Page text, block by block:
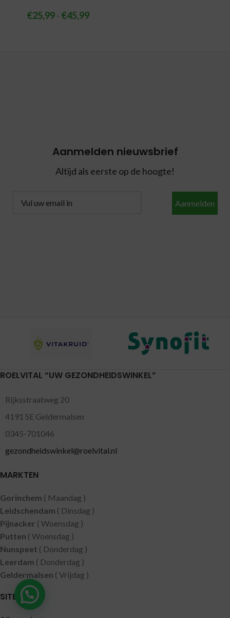
€25,99- €45,99
Aanmelden nieuwsbrief
Altijd als eerste op de hoogte!
Aanmelden
ROELVITAL “UW GEZONDHEIDSWINKEL”
Rijksstraatweg 20
4191 SE Geldermalsen
0345-701046
gezondheidswinkel@roelvital.nl
MARKTEN
Gorinchem ( Maandag )
Leidschendam ( Dinsdag )
Pijnacker ( Woensdag )
Putten ( Woensdag )
Nunspeet ( Donderdag )
Leerdam ( Donderdag )
Geldermalsen ( Vrijdag )
SITEMAP